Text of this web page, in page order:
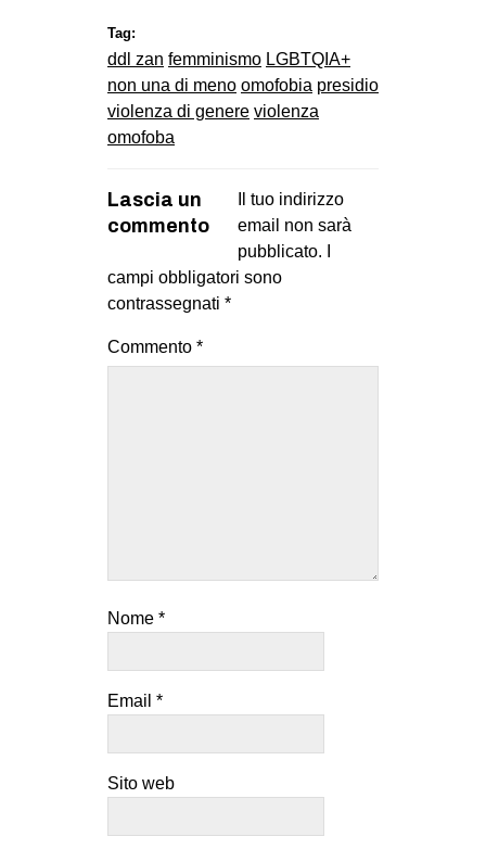
Tag:
ddl zan femminismo LGBTQIA+
non una di meno omofobia presidio
violenza di genere violenza
omofoba
Lascia un
commento
Il tuo indirizzo
email non sarà
pubblicato.
campi obbligatori sono
contrassegnati *
Commento *
Nome *
Email *
Sito web